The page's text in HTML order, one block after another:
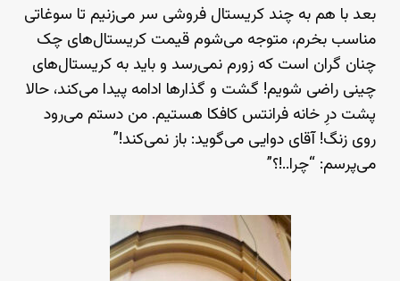
بعد با هم به چند کریستال فروشی سر می‌زنیم تا سوغاتی
مناسب بخرم، متوجه می‌شوم قیمت کریستال‌های چک
چنان گران است که زورم نمی‌رسد و باید به کریستال‌های
چینی راضی شویم! گشت و گذارها ادامه پیدا می‌کند، حالا
پشت درِ خانه فرانتس کافکا هستیم. من دستم می‌رود
روی زنگ! آقای دوایی می‌گوید: باز نمی‌کند!”
می‌پرسم: “چرا..!؟”